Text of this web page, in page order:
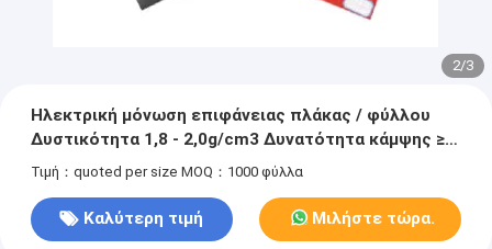
2/3
Ηλεκτρική μόνωση επιφάνειας πλάκας / φύλλου
Δυστικότητα 1,8 - 2,0g/cm3 Δυνατότητα κάμψης ≥
340MPa
Τιμή：quoted per size MOQ：1000 φύλλα
Καλύτερη τιμή Μιλήστε τώρα.